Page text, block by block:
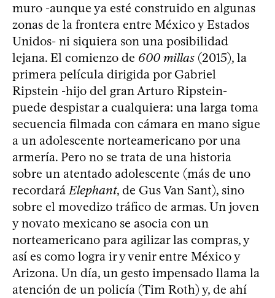
muro -aunque ya esté construido en algunas
zonas de la frontera entre México y Estados
Unidos- ni siquiera son una posibilidad
lejana. El comienzo de 600 millas (2015), la
primera película dirigida por Gabriel
Ripstein -hijo del gran Arturo Ripstein-
puede despistar a cualquiera: una larga toma
secuencia filmada con cámara en mano sigue
a un adolescente norteamericano por una
armería. Pero no se trata de una historia
sobre un atentado adolescente (más de uno
recordaráElephant, de Gus Van Sant), sino
sobre el movedizo tráfico de armas. Un joven
y novato mexicano se asocia con un
norteamericano para agilizar las compras, y
así es como logra ir y venir entre México y
Arizona. Un día, un gesto impensado llama la
atención de un policía (Tim Roth) y, de ahí